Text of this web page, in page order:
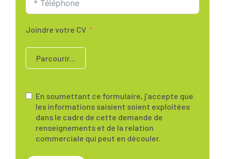
Joindre votre CV
Parcourir...
En soumettant ce formulaire, j'accepte que
les informations saisient soient exploitées
dans le cadre de cette demande de
renseignements et de la relation
commerciale qui peut en découler.